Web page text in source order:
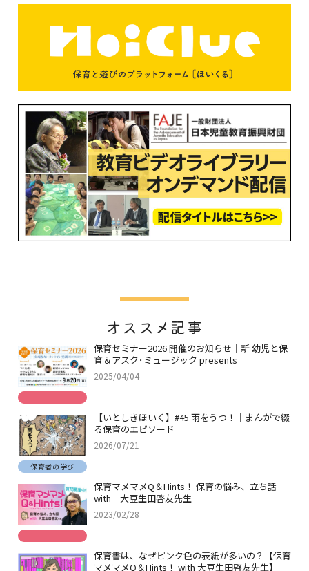
オススメ記事
保育セミナー2026 開催のお知らせ｜新 幼児と保
育＆アスク･ミュージック presents
2025/04/04
【いとしきほいく】#45 雨をうつ！｜まんがで綴
る保育のエピソード
2026/07/21
保育者の学び
保育マメマメQ＆Hints！ 保育の悩み、立ち話
with 大豆生田啓友先生
2023/02/28
保育書は、なぜピンク色の表紙が多いの？【保育
マメマメQ＆Hints！ with 大豆生田啓友先生】